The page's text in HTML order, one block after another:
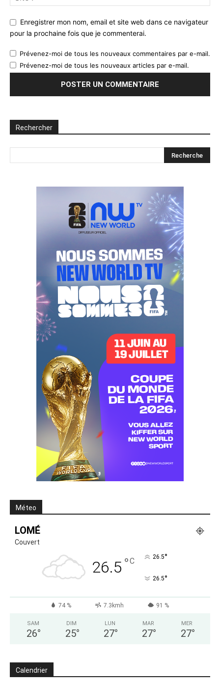
Enregistrer mon nom, email et site web dans ce navigateur
pour la prochaine fois que je commenterai.
Prévenez-moi de tous les nouveaux commentaires par e-mail.
Prévenez-moi de tous les nouveaux articles par e-mail.
Rechercher
Méteo
LOMÉ
Couvert
26.5 °C 26.5°
26.5°
74 % 7.3kmh 91 %
SAM
26°
DIM
25°
LUN
27°
MAR
27°
MER
27°
Calendrier